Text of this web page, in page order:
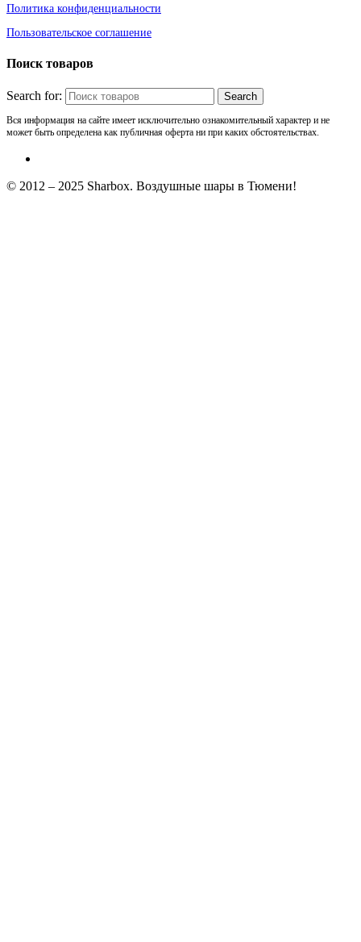
Политика конфиденциальности
Пользовательское соглашение
Поиск товаров
Search for:
Вся информация на сайте имеет исключительно ознакомительный характер и не
может быть определена как публичная оферта ни при каких обстоятельствах.
© 2012 – 2025 Sharbox. Воздушные шары в Тюмени!